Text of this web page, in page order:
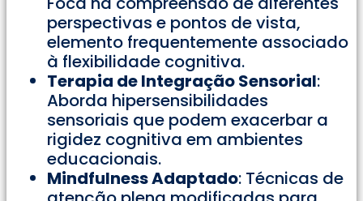
perspectivas e pontos de vista,
elemento frequentemente associado
à flexibilidade cognitiva.
Terapia de Integração Sensorial:
Aborda hipersensibilidades
sensoriais que podem exacerbar a
rigidez cognitiva em ambientes
educacionais.
Mindfulness Adaptado: Técnicas de